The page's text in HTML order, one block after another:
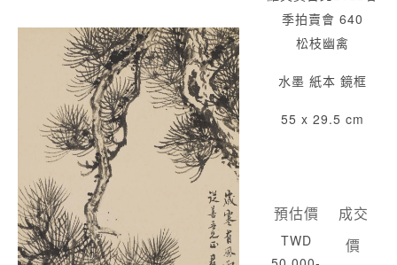
季拍賣會 640
松枝幽禽
水墨 紙本 鏡框
55 x 29.5 cm
預估價
TWD
成交
價